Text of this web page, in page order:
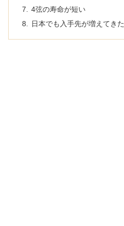
4弦の寿命が短い
日本でも入手先が増えてきた